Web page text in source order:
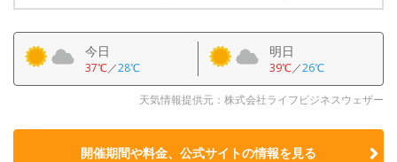
今日
37℃／28℃
明日
39℃／26℃
天気情報提供元：株式会社ライフビジネスウェザー
開催期間や料金、公式サイトの情報を見る